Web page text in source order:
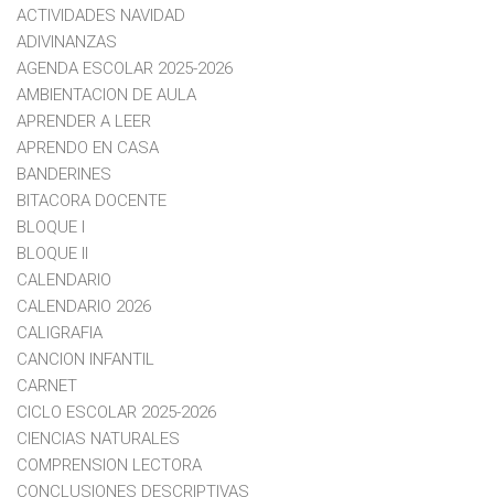
ACTIVIDADES NAVIDAD
ADIVINANZAS
AGENDA ESCOLAR 2025-2026
AMBIENTACION DE AULA
APRENDER A LEER
APRENDO EN CASA
BANDERINES
BITACORA DOCENTE
BLOQUE I
BLOQUE II
CALENDARIO
CALENDARIO 2026
CALIGRAFIA
CANCION INFANTIL
CARNET
CICLO ESCOLAR 2025-2026
CIENCIAS NATURALES
COMPRENSION LECTORA
CONCLUSIONES DESCRIPTIVAS